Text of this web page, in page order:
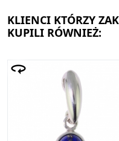
KLIENCI KTÓRZY
KUPILI RÓWNIEŻ: